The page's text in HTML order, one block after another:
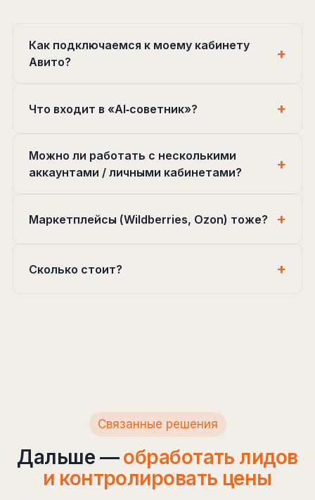
Как подключаемся к моему кабинету
Авито?
Что входит в «AI‑советник»?
Можно ли работать с несколькими
аккаунтами / личными кабинетами?
Маркетплейсы (Wildberries, Ozon) тоже?
Сколько стоит?
Связанные решения
Дальше —обработать лидов
и контролировать цены